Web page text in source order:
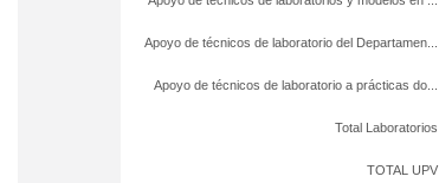
TOTAL UPV
Total Laboratorios
Apoyo de técnicos de laboratorio a prácticas do...
Apoyo de técnicos de laboratorio del Departamen...